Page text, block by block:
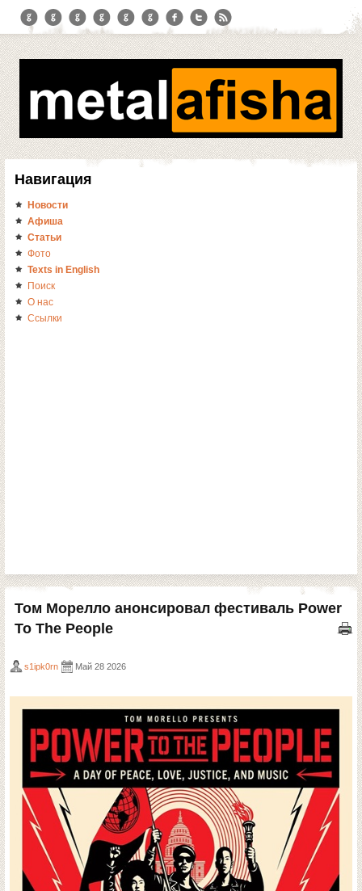
Навигация
Новости
Афиша
Статьи
Фото
Texts in English
Поиск
О нас
Ссылки
Том Морелло анонсировал фестиваль Power
To The People
s1ipk0rn Май 28 2026